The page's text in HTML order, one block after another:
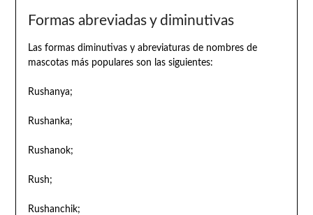
Formas abreviadas y diminutivas
Las formas diminutivas y abreviaturas de nombres de
mascotas más populares son las siguientes:
Rushanya;
Rushanka;
Rushanok;
Rush;
Rushanchik;